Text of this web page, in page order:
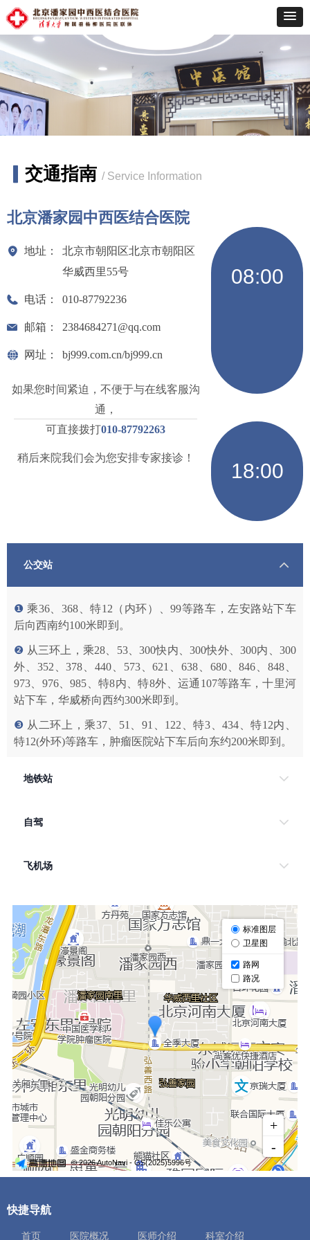
交通指南 / Service Information
地址：
北京市朝阳区北京市朝阳区
华威西里55号
电话： 010-87792236
邮箱： 2384684271@qq.com
网址： bj999.com.cn/bj999.cn
北京潘家园中西医结合医院
公交站
❶乘36、368、特12（内环）、99等路车，左安路站下车
后向西南约100米即到。
❷ 从三环上，乘28、53、300快内、300快外、300内、300
外、352、378、440、573、621、638、680、846、848、
973、976、985、特8内、特8外、运通107等路车，十里河
站下车，华威桥向西约300米即到。
❸ 从二环上，乘37、51、91、122、特3、434、特12内、
特12(外环)等路车，肿瘤医院站下车后向东约200米即到。
地铁站
自驾
飞机场
08:00
18:00
如果您时间紧迫，不便于与在线客服沟
通，
可直接拨打010-87792263
稍后来院我们会为您安排专家接诊！
快捷导航
首页 医院概况 医师介绍 科室介绍